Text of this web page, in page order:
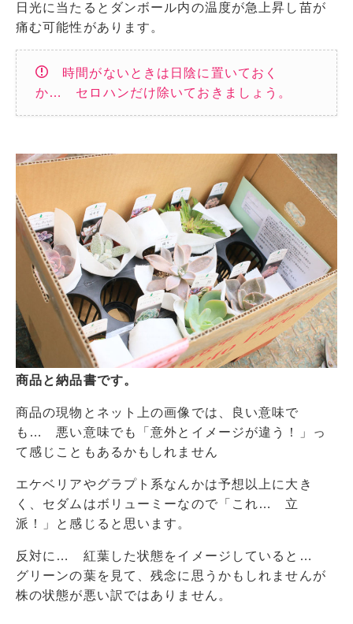
日光に当たるとダンボール内の温度が急上昇し苗が
痛む可能性があります。
時間がないときは日陰に置いておく
か… セロハンだけ除いておきましょう。
商品と納品書です。
商品の現物とネット上の画像では、良い意味で
も… 悪い意味でも「意外とイメージが違う！」っ
て感じこともあるかもしれません
エケベリアやグラプト系なんかは予想以上に大き
く、セダムはボリューミーなので「これ… 立
派！」と感じると思います。
反対に… 紅葉した状態をイメージしていると…
グリーンの葉を見て、残念に思うかもしれませんが
株の状態が悪い訳ではありません。